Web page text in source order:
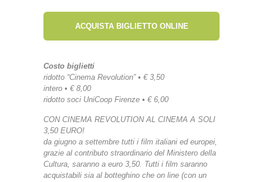
ACQUISTA BIGLIETTO ONLINE
Costo biglietti
ridotto “Cinema Revolution” • € 3,50
intero • € 8,00
ridotto soci UniCoop Firenze • € 6,00
CON CINEMA REVOLUTION AL CINEMA A SOLI
3,50 EURO!
da giugno a settembre tutti i film italiani ed europei,
grazie al contributo straordinario del Ministero della
Cultura, saranno a euro 3,50. Tutti i film saranno
acquistabili sia al botteghino che on line (con un